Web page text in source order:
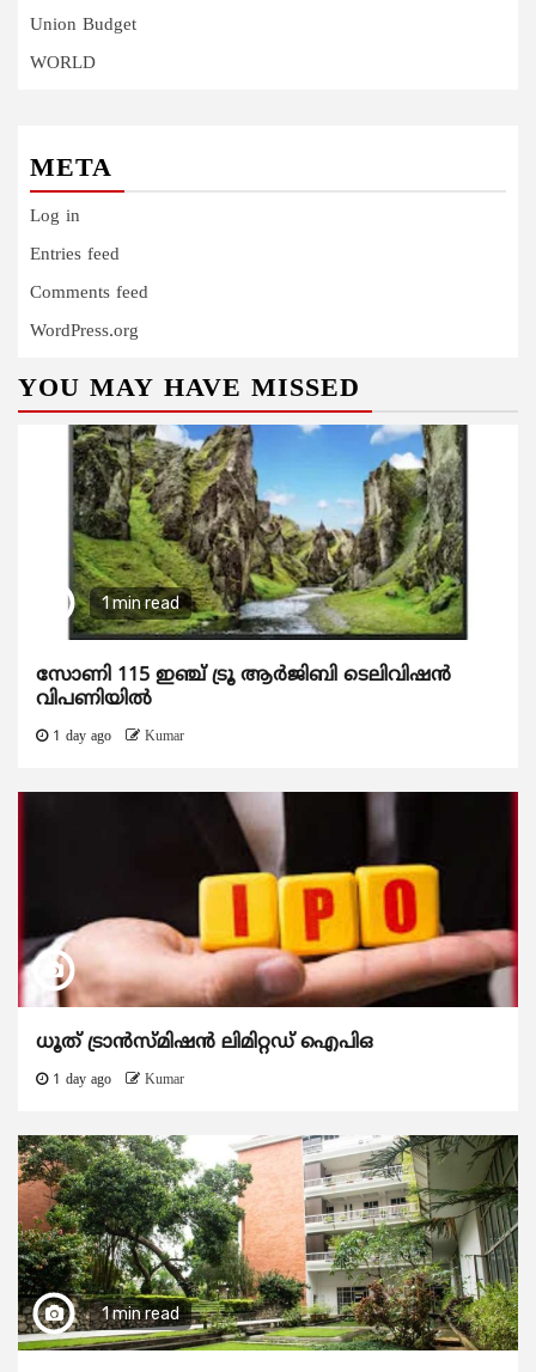
Union Budget
WORLD
META
Log in
Entries feed
Comments feed
WordPress.org
YOU MAY HAVE MISSED
1 min read
സോണി 115 ഇഞ്ച് ട്രൂ ആർജിബി ടെലിവിഷൻ
വിപണിയിൽ
1 day ago Kumar
ധൂത് ട്രാൻസ്മിഷൻ ലിമിറ്റഡ് ഐപിഒ
1 day ago Kumar
1 min read